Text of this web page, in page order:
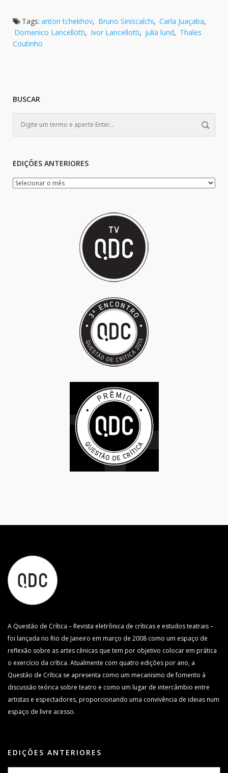
Tags: anton tchekhov, Bruno Siniscalchi, Carla Juaçaba,
Domenico Lancellotti, Ivor Lancellotti, julia lund, Thales
Coutinho
BUSCAR
EDIÇÕES ANTERIORES
A Questão de Crítica – Revista eletrônica de críticas e estudos teatrais –
foi lançada no Rio de Janeiro em março de 2008 como um espaço de
reflexão sobre as artes cênicas que tem por objetivo colocar em prática
o exercício da crítica. Atualmente com quatro edições por ano, a
Questão de Crítica se apresenta como um mecanismo de fomento à
discussão teórica sobre teatro e como um lugar de intercâmbio entre
artistas e espectadores, proporcionando uma convivência de ideias num
espaço de livre acesso.
EDIÇÕES ANTERIORES